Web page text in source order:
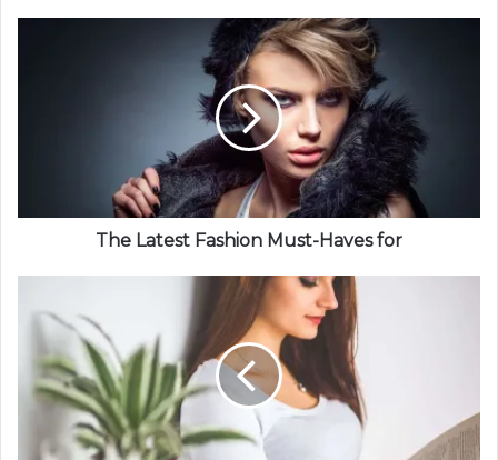
The Latest Fashion Must-Haves for